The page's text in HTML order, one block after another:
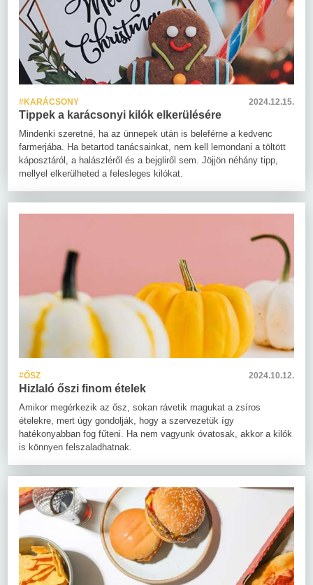
#KARÁCSONY 2024.12.15.
Tippek a karácsonyi kilók elkerülésére
Mindenki szeretné, ha az ünnepek után is beleférne a kedvenc
farmerjába. Ha betartod tanácsainkat, nem kell lemondani a töltött
káposztáról, a halászléről és a bejgliről sem. Jöjjön néhány tipp,
mellyel elkerülheted a felesleges kilókat.
#ŐSZ 2024.10.12.
Hizlaló őszi finom ételek
Amikor megérkezik az ősz, sokan rávetik magukat a zsíros
ételekre, mert úgy gondolják, hogy a szervezetük így
hatékonyabban fog fűteni. Ha nem vagyunk óvatosak, akkor a kilók
is könnyen felszaladhatnak.